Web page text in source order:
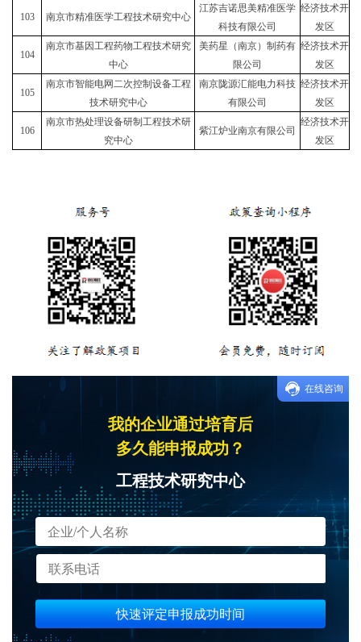
103 南京市精准医学工程技术研究中心
江苏吉诺思美精准医学
科技有限公司
经济技术开
发区
104
南京市基因工程药物工程技术研究
中心
美药星（南京）制药有
限公司
经济技术开
发区
105
南京市智能电网二次控制设备工程
技术研究中心
南京陇源汇能电力科技
有限公司
经济技术开
发区
106
南京市热处理设备研制工程技术研
究中心
紫江炉业南京有限公司
经济技术开
发区
我的企业通过培育后
多久能申报成功？
工程技术研究中心
快速评定申报成功时间
在线咨询